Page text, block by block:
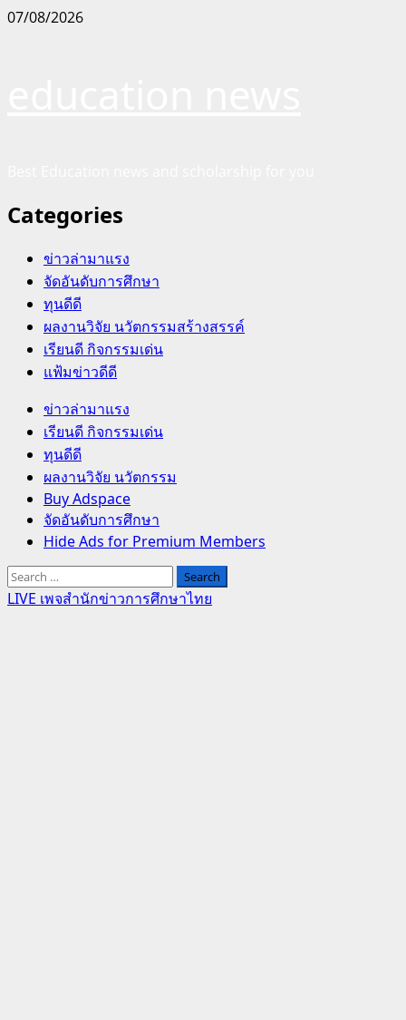
Skip
07/08/2026
Categories
ข่าวล่ามาแรง
จัดอันดับการศึกษา
ทุนดีดี
ผลงานวิจัย นวัตกรรมสร้างสรรค์
เรียนดี กิจกรรมเด่น
แฟ้มข่าวดีดี
Primary
Menu
ข่าวล่ามาแรง
เรียนดี กิจกรรมเด่น
ทุนดีดี
ผลงานวิจัย นวัตกรรม
Buy Adspace
จัดอันดับการศึกษา
Hide Ads for Premium Members
Search
for:
LIVE เพจสำนักข่าวการศึกษาไทย